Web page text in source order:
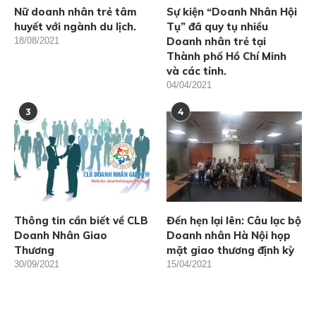
Nữ doanh nhân trẻ tâm
huyết với ngành du lịch.
18/08/2021
Sự kiện “Doanh Nhân Hội
Tụ” đã quy tụ nhiều
Doanh nhân trẻ tại
Thành phố Hồ Chí Minh
và các tỉnh.
04/04/2021
3
Thông tin cần biết về CLB
Doanh Nhân Giao
Thương
30/09/2021
4
Đến hẹn lại lên: Câu lạc bộ
Doanh nhân Hà Nội họp
mặt giao thương định kỳ
15/04/2021